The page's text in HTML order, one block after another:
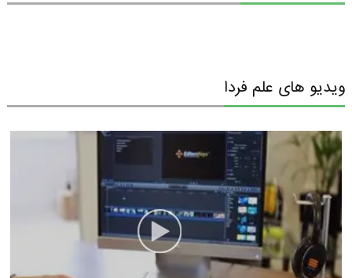
ویدیو های علم فردا